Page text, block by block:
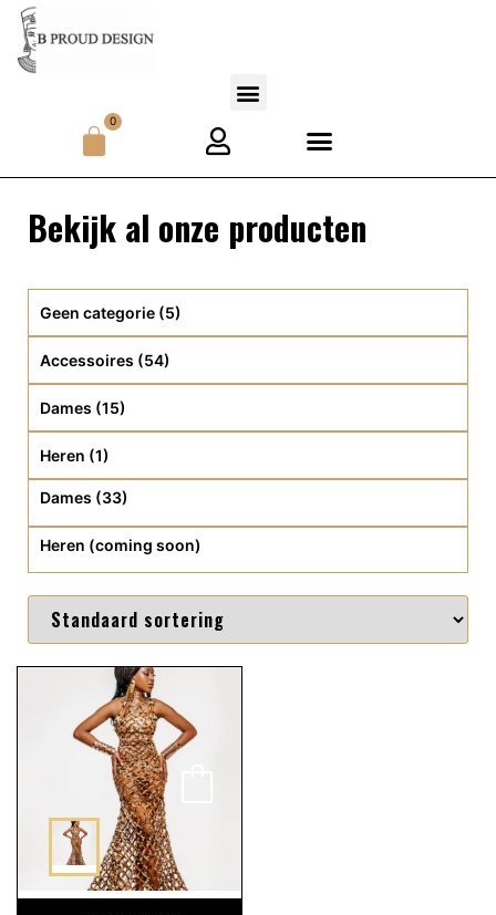
0
Bekijk al onze producten
Geen categorie (5)
Accessoires (54)
Dames (15)
Heren (1)
Dames (33)
Heren (coming soon)